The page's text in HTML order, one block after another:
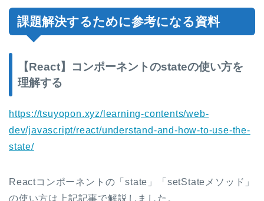
課題解決するために参考になる資料
【React】コンポーネントのstateの使い方を
理解する
https://tsuyopon.xyz/learning-contents/web-
dev/javascript/react/understand-and-how-to-use-the-
state/
Reactコンポーネントの「state」「setStateメソッド」
の使い方は上記記事で解説しました。